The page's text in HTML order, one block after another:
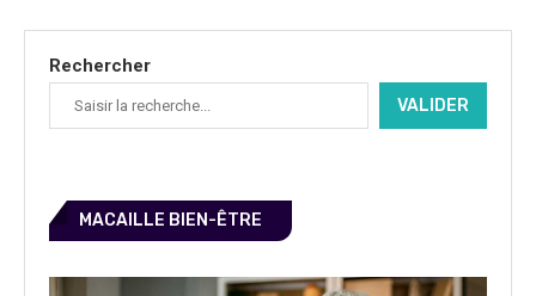
Rechercher
VALIDER
MACAILLE BIEN-ÊTRE